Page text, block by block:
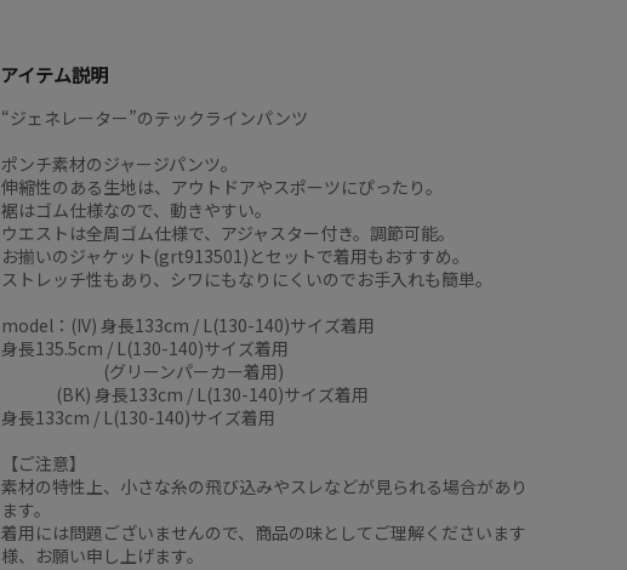
アイテム説明
“ジェネレーター”のテックラインパンツ
ポンチ素材のジャージパンツ。
伸縮性のある生地は、アウトドアやスポーツにぴったり。
裾はゴム仕様なので、動きやすい。
ウエストは全周ゴム仕様で、アジャスター付き。調節可能。
お揃いのジャケット(grt913501)とセットで着用もおすすめ。
ストレッチ性もあり、シワにもなりにくいのでお手入れも簡単。
model：(IV) 身長133cm / L(130-140)サイズ着用
身長135.5cm / L(130-140)サイズ着用
(グリーンパーカー着用)
(BK) 身長133cm / L(130-140)サイズ着用
身長133cm / L(130-140)サイズ着用
【ご注意】
素材の特性上、小さな糸の飛び込みやスレなどが見られる場合があり
ます。
着用には問題ございませんので、商品の味としてご理解くださいます
様、お願い申し上げます。